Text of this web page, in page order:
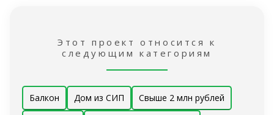
Этот проект относится к
следующим категориям
Балкон Дом из СИП Свыше 2 млн рублей